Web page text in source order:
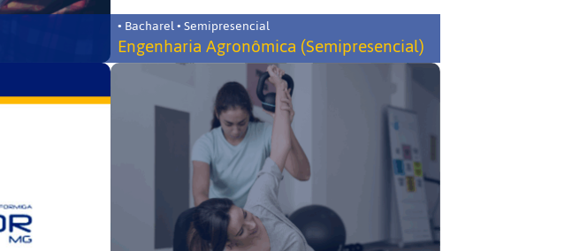
• Bacharel • Semipresencial
Engenharia Agronômica (Semipresencial)